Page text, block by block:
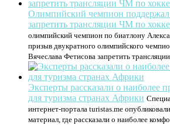
Олимпийский чемпион
запретить трансляции ЧМ по
олимпийский чемпион по биатлону
призыв двукратного олимпийского
Вячеслава Фетисова запретить
Эксперты рассказали о наиболее
для туризма странах Африки
интернет-портала turistas.me
материал, где рассказали о наиболее